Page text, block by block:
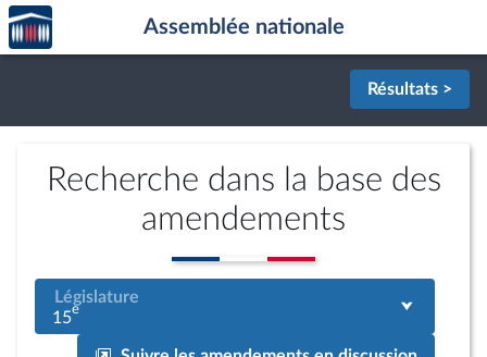
Aller au contenu
Aller en bas de la page
Accèder
à la
page
Assemblée nationale
Résultats >
Recherche dans la base des
amendements
Législature
15e